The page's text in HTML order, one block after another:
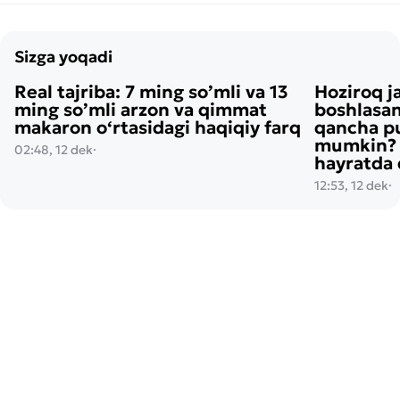
Sizga yoqadi
Real tajriba: 7 ming so’mli va 13
ming so’mli arzon va qimmat
makaron o‘rtasidagi haqiqiy farq
02:48, 12 dek·
Hoziroq
qancha
mumkin?
hayratda
12:53, 12 dek·